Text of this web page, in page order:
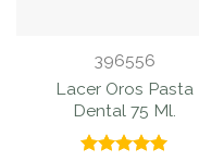
396556
Lacer Oros Pasta
Dental 75 Ml.